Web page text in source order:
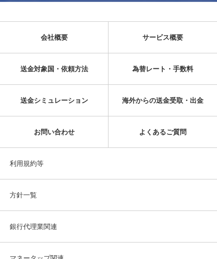
会社概要 サービス概要
送金対象国・依頼方法 為替レート・手数料
送金シミュレーション 海外からの送金受取・出金
お問い合わせ よくあるご質問
利用規約等
方針一覧
銀行代理業関連